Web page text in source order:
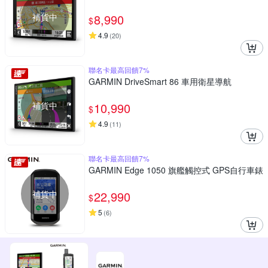
補貨中 $8,990
4.9 (20)
補貨中
聯名卡最高回饋7%
GARMIN DriveSmart 86 車用衛星導航
$10,990
4.9 (11)
補貨中
聯名卡最高回饋7%
GARMIN Edge 1050 旗艦觸控式 GPS自行車錶
$22,990
5 (6)